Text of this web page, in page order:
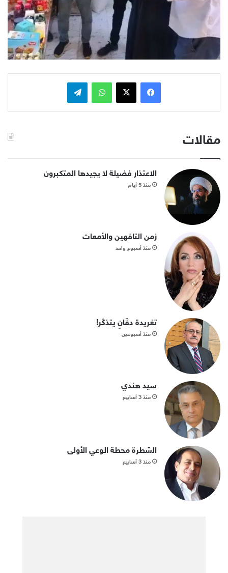
فيسبوكx واتساب تيلقرام
مقالات
الاعتذار فضيلة لا يجيدها المتكبرون
منذ 5 أيام
زمن التافهين والأمعات
منذ أسبوع واحد
تغريدة دفّانٍ يتذكّر!
منذ أسبوعين
سيد هندي
منذ 3 أسابيع
الشطرة محطة الوعي الأولى
منذ 3 أسابيع